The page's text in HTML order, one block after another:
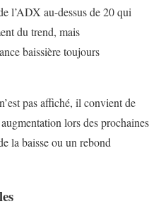
l’ADX au-dessus de 20 qui
du trend, mais
baissière toujours
pas affiché, il convient de
lors des prochaines
la baisse ou un rebond